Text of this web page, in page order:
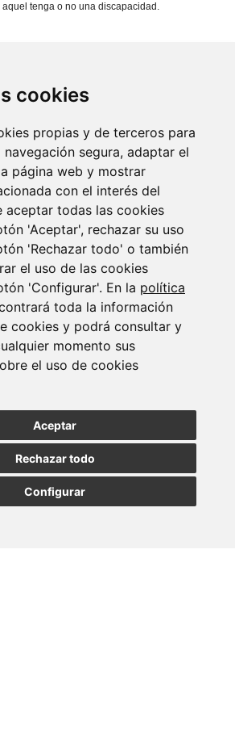
cookies
propias y de terceros para
segura, adaptar el
página web y mostrar
con el interés del
aceptar todas las cookies
'Aceptar', rechazar su uso
'Rechazar todo' o también
el uso de las cookies
'Configurar'. En la política
toda la información
cookies y podrá consultar y
momento sus
el uso de cookies
Aceptar
Rechazar todo
Configurar
tenga o no una discapacidad.
Julio 2026
de patrimonios